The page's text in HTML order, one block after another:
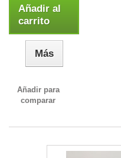
Añadir al
carrito
Más
Añadir para
comparar